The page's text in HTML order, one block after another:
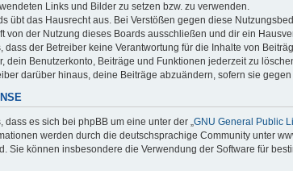
Links und Bilder zu setzen bzw. zu verwenden.
übt das Hausrecht aus. Bei Verstößen gegen diese
von der Nutzung dieses Boards ausschließen und dir ein
dass der Betreiber keine Verantwortung für die Inhalte von
dein Benutzerkonto, Beiträge und Funktionen jederzeit zu
darüber hinaus, deine Beiträge abzuändern, sofern sie
es sich bei phpBB um eine unter der „ GNU General Public
werden durch die deutschsprachige Community unter
Sie können insbesondere die Verwendung der Software für